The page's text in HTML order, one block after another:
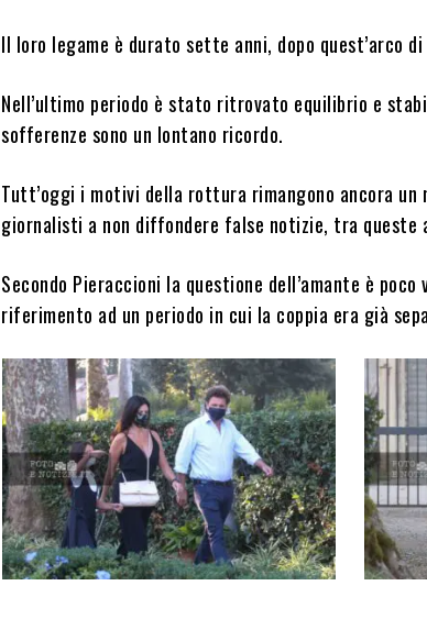
Il loro legame è durato sette anni, dopo quest’arco
Nell’ultimo periodo è stato ritrovato equilibrio e
sofferenze sono un lontano ricordo.
Tutt’oggi i motivi della rottura rimangono ancora
giornalisti a non diffondere false notizie, tra queste
Secondo Pieraccioni la questione dell’amante è
riferimento ad un periodo in cui la coppia era già